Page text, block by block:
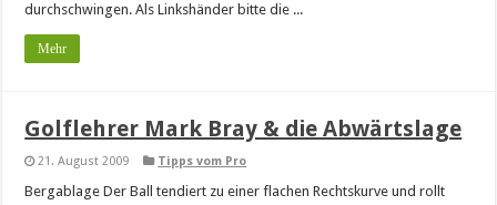
durchschwingen. Als Linkshänder bitte die ...
Mehr
Golflehrer Mark Bray & die Abwärtslage
21. August 2009 Tipps vom Pro
Bergablage Der Ball tendiert zu einer flachen Rechtskurve und rollt